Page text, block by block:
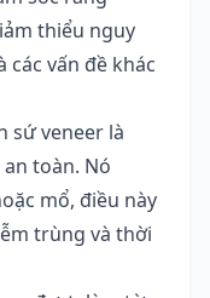
thiểu nguy
các vấn đề khác
sứ veneer là
toàn. Nó
mổ, điều này
trùng và thời